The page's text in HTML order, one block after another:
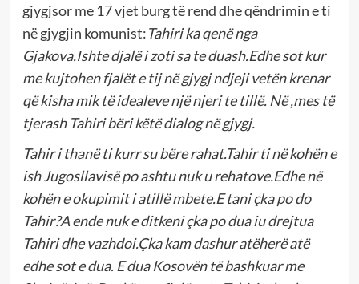
gjygjsor me 17 vjet burg të rend dhe qëndrimin e ti
në gjygjin komunist:Tahiri ka qenë nga
Gjakova.Ishte djalë i zoti sa te duash.Edhe sot kur
me kujtohen fjalët e tij në gjygj ndjeji vetën krenar
që kisha mik të idealeve një njeri te tillë. Në ,mes të
tjerash Tahiri bëri këtë dialog në gjygj.
Tahir i thanë ti kurr su bëre rahat.Tahir ti në kohën e
ish Jugosllavisë po ashtu nuk u rehatove.Edhe në
kohën e okupimit i atillë mbete.E tani çka po do
Tahir?A ende nuk e ditkeni çka po dua iu drejtua
Tahiri dhe vazhdoi.Çka kam dashur atëherë atë
edhe sot e dua. E dua Kosovën të bashkuar me